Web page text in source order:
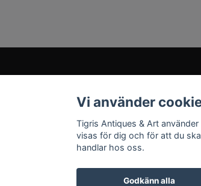
Info@tigrisantiques.comVi använder
Tigris Antiques & Art
visas för dig och för att du
handlar hos oss.
Godkänn alla